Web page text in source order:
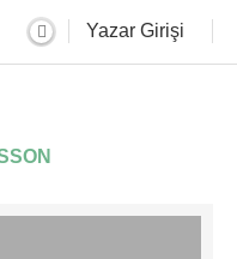
Yazar Girişi